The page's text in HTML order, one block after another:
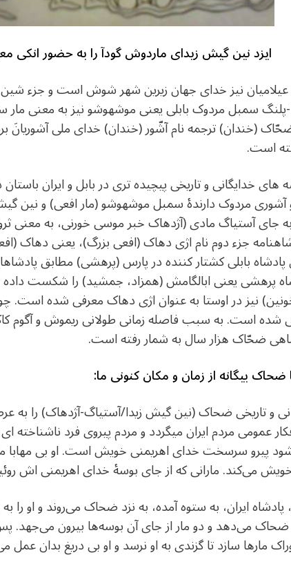
ایزد نین گیش زیدای ماردوش گودآ را به حضور انکی
نیز خدای جهان زیرین شهر شوش است و جزء
پلنگ سمبل مردوک بابلی یعنی موشهوشو نیز به معنی
(خندان) ترجمه نام آشّور (خندان) خدای ملی آشوریانَ
است.
خدایگانی و تاریخی پیچیده تری در بابل و ایران
و آشوری مردوک دارندهٔ سمبل موشهوشو (مار افعی) و نین
آستیاگ مادی (آژدهاک خبر موسی خورنی، به معنی
جزء دوم نام اژی دهاک (افعی بزرگ)، یعنی دهاک
بابلی کشتار کننده در پارس (پرهشی) مطابق
پرهشی یعنی ابالگامش (همزاد، جمشید) را شکست داده و
نیز در اوستا به عنوان اژی دهاک معرفی شده است.
است. به سبب فاصله زمانی طولانی ریموش و آگوم کاک
ضحّاک هزار سال به شمار رفته است.
بیگانه از زمان و مکان کنونی ما:
و تاریخی ضحاک (نین گیش زیدا/آستیاگ-آژدهاک) را به
عمومی مردم ایران میگردد و مردم پیروی فرد ناشناخته
پیرو سرسخت خدای اهریمنی خویش است. او بی مهابا
می‌کند. مارانی که از جای بوسهٔ خدای اهریمنی اش
ایران، به ستوه آمده‌، به نزد ضحاک می‌روند و او را
می‌دهد و دو مار از جای آن بوسه‌ها بیرون می‌جهد. پس
مارها سازد تا گزندی به او نرسد و او بی دریغ بدان عمل